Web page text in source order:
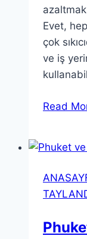
Evet,
çok
ve iş
Read